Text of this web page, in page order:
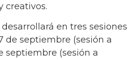
creativos.
en tres sesiones
de septiembre (sesión a
septiembre (sesión a